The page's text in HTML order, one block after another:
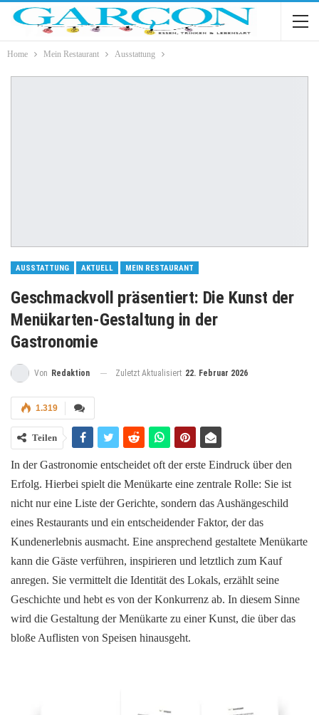
Home Mein Restaurant Ausstattung
AUSSTATTUNG AKTUELL MEIN RESTAURANT
Geschmackvoll präsentiert: Die Kunst der
Menükarten-Gestaltung in der
Gastronomie
Von Redaktion Zuletzt Aktualisiert 22. Februar 2026
1.319
Teilen
In der Gastronomie entscheidet oft der erste Eindruck über den
Erfolg. Hierbei spielt die Menükarte eine zentrale Rolle: Sie ist
nicht nur eine Liste der Gerichte, sondern das Aushängeschild
eines Restaurants und ein entscheidender Faktor, der das
Kundenerlebnis ausmacht. Eine ansprechend gestaltete Menükarte
kann die Gäste verführen, inspirieren und letztlich zum Kauf
anregen. Sie vermittelt die Identität des Lokals, erzählt seine
Geschichte und hebt es von der Konkurrenz ab. In diesem Sinne
wird die Gestaltung der Menükarte zu einer Kunst, die über das
bloße Auflisten von Speisen hinausgeht.